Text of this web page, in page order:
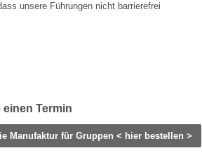
unsere Führungen nicht barrierefrei
Termin
Manufaktur für Gruppen < hier bestellen >